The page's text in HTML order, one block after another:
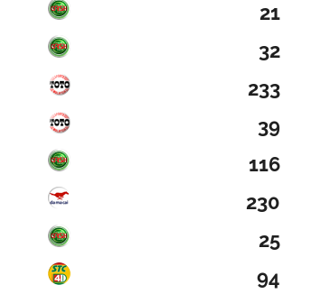
21
32
233
39
116
230
25
94